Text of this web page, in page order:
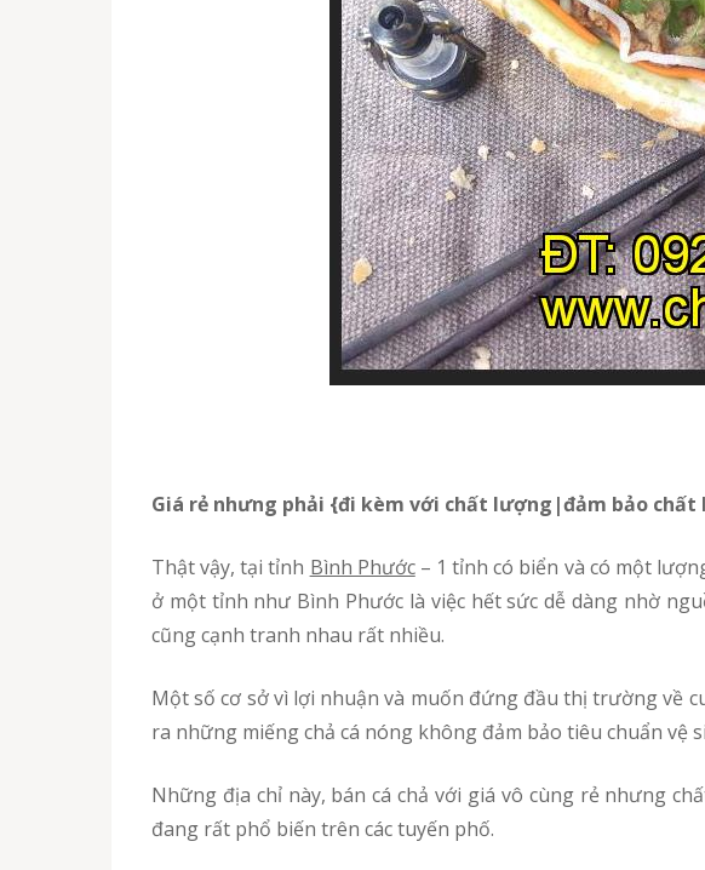
Giá rẻ nhưng phải {đi kèm với chất lượng|đảm bảo
Thật vậy, tại tỉnh Bình Phước– 1 tỉnh có biển và có một
ở một tỉnh như Bình Phước là việc hết sức dễ dàng nhờ
cũng cạnh tranh nhau rất nhiều.
Một số cơ sở vì lợi nhuận và muốn đứng đầu thị trường về cung cấp cá chả cho những người kinh doanh bánh mì cá chả, mà đã bất chấp sản xuất
ra những miếng chả cá nóng không đảm bảo tiêu chuẩn vệ
Những địa chỉ này, bán cá chả với giá vô cùng rẻ nhưng chất lượng sản phẩm lại kém khiến khách hàng hoang mang và lo lắng khi món ăn này
đang rất phổ biến trên các tuyến phố.